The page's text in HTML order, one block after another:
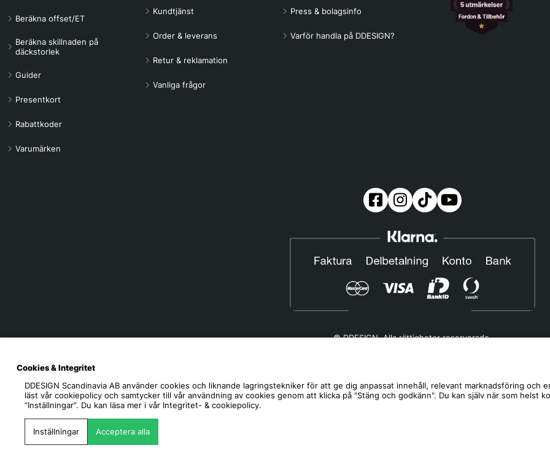
Beräkna offset/ET
Beräkna skillnaden på
däckstorlek
Guider
Presentkort
Rabattkoder
Varumärken
Kundtjänst
Order & leverans
Retur & reklamation
Vanliga frågor
Press & bolagsinfo
Varför handla på DDESIGN?
© DDESIGN. Alla rättigheter reserverade.
Helgfria vardagar 10:00-12:00
Cookies & Integritet
DDESIGN Scandinavia AB använder cookies och liknande lagringstekniker för att ge dig anpassat innehåll, relevant marknadsföring och
läst vår cookiepolicy och samtycker till vår användning av cookies genom att klicka på "Stäng och godkänn". Du kan själv när som helst
”Inställningar”. Du kan läsa mer i vår Integritet- & cookiepolicy.
Inställningar Acceptera alla